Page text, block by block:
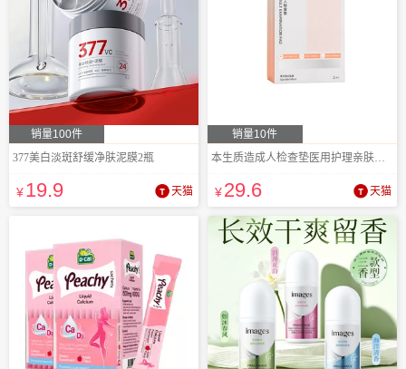
销量100件
377美白淡斑舒缓净肤泥膜2瓶
¥19.9 天猫
销量10件
本生质造成人检查垫医用护理亲肤产褥垫
¥29.6 天猫